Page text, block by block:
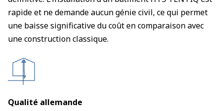
rapide et ne demande aucun génie civil, ce qui permet
une baisse significative du coût en comparaison avec
une construction classique.
Qualité allemande